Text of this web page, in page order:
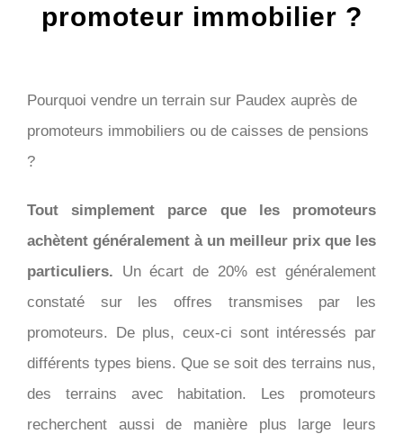
promoteur immobilier ?
Pourquoi vendre un terrain sur Paudex auprès de
promoteurs immobiliers ou de caisses de pensions
?
Tout simplement parce que les promoteurs
achètent généralement à un meilleur prix que les
particuliers. Un écart de 20% est généralement
constaté sur les offres transmises par les
promoteurs. De plus, ceux-ci sont intéressés par
différents types biens. Que se soit des terrains nus,
des terrains avec habitation. Les promoteurs
recherchent aussi de manière plus large leurs